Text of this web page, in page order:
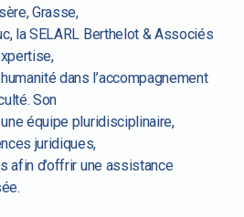
Grasse,
la SELARL Berthelot & Associés
dans l’accompagnement
Son
équipe pluridisciplinaire,
juridiques,
afin d’offrir une assistance